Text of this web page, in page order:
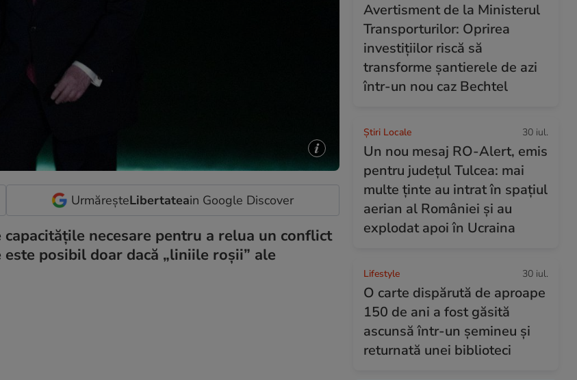
UrmăreșteLibertateain Google Discover
necesare pentru a relua un conflict
posibil doar dacă „liniile roșii” ale
Avertisment de la Ministerul
Transporturilor: Oprirea
investițiilor riscă să
transforme șantierele de azi
într-un nou caz Bechtel
Știri Locale 30 iul.
Un nou mesaj RO-Alert, emis
pentru județul Tulcea: mai
multe ținte au intrat în spațiul
aerian al României și au
explodat apoi în Ucraina
Lifestyle 30 iul.
O carte dispărută de aproape
150 de ani a fost găsită
ascunsă într-un șemineu și
returnată unei biblioteci